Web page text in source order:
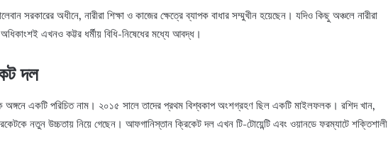
সরকারের অধীনে, নারীরা শিক্ষা ও কাজের ক্ষেত্রে ব্যাপক বাধার সম্মুখীন হয়েছেন। যদিও কিছু অঞ্চলে নারীরা
এখনও কট্টর ধর্মীয় বিধি-নিষেধের মধ্যে আবদ্ধ।
দল
অঙ্গনে একটি পরিচিত নাম। ২০১৫ সালে তাদের প্রথম বিশ্বকাপ অংশগ্রহণ ছিল একটি মাইলফলক। রশিদ খান,
নতুন উচ্চতায় নিয়ে গেছেন। আফগানিস্তান ক্রিকেট দল এখন টি-টোয়েন্টি এবং ওয়ানডে ফরম্যাটে শক্তিশালী